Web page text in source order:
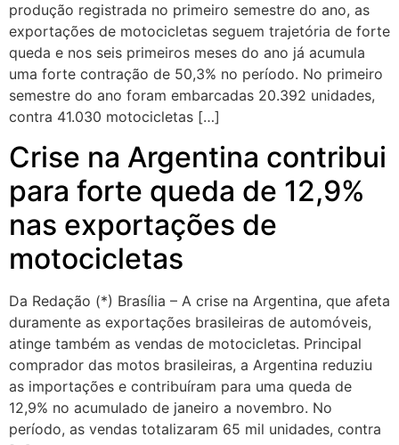
produção registrada no primeiro semestre do ano, as
exportações de motocicletas seguem trajetória de forte
queda e nos seis primeiros meses do ano já acumula
uma forte contração de 50,3% no período. No primeiro
semestre do ano foram embarcadas 20.392 unidades,
contra 41.030 motocicletas […]
Crise na Argentina contribui
para forte queda de 12,9%
nas exportações de
motocicletas
Da Redação (*) Brasília – A crise na Argentina, que afeta
duramente as exportações brasileiras de automóveis,
atinge também as vendas de motocicletas. Principal
comprador das motos brasileiras, a Argentina reduziu
as importações e contribuíram para uma queda de
12,9% no acumulado de janeiro a novembro. No
período, as vendas totalizaram 65 mil unidades, contra